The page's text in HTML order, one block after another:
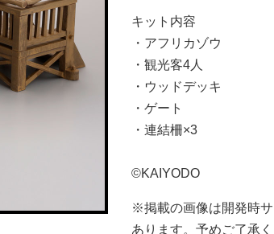
キット内容
・アフリカゾウ
・観光客4人
・ウッドデッキ
・ゲート
・連結柵×3
©KAIYODO
※掲載の画像は開発時
あります。予めご了承